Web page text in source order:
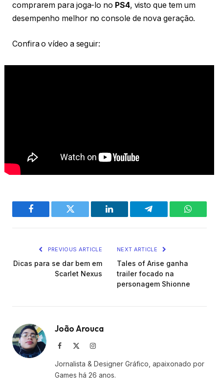
comprarem para joga-lo no PS4, visto que tem um
desempenho melhor no console de nova geração.
Confira o vídeo a seguir:
Facebook Twitter LinkedIn Telegram
PREVIOUS ARTICLE
Dicas para se dar bem em
Scarlet Nexus
NEXT ARTICLE
Tales of Arise ganha
trailer focado na
personagem Shionne
João Arouca
Facebook Instagram
Jornalista & Designer Gráfico, apaixonado por
Games há 26 anos.